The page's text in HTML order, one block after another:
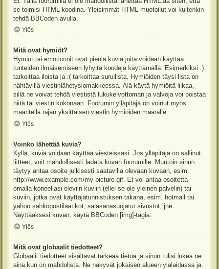
se toimisi HTML-koodina. Yleisimmät HTML-muotoilut voi kuitenkin
tehdä BBCoden avulla.
Ylös
Mitä ovat hymiöt?
Hymiöt tai emoticonit ovat pieniä kuvia joita voidaan käyttää
tunteiden ilmaisemiseen lyhyitä koodeja käyttämällä. Esimerkiksi :)
tarkoittaa iloista ja :( tarkoittaa surullista. Hymiöiden täysi lista on
nähtävillä viestinlähetyslomakkeessa. Älä käytä hymiöitä liikaa,
sillä ne voivat tehdä viestistä lukukelvottoman ja valvoja voi poistaa
niitä tai viestin kokonaan. Foorumin ylläpitäjä on voinut myös
määritellä rajan yksittäisen viestin hymiöiden määrälle.
Ylös
Voinko lähettää kuvia?
Kyllä, kuvia voidaan käyttää viesteissäsi. Jos ylläpitäjä on sallinut
liitteet, voit mahdollisesti ladata kuvan foorumille. Muutoin sinun
täytyy antaa osoite julkisesti saatavilla olevaan kuvaan, esim.
http://www.example.com/my-picture.gif. Et voi antaa osoitetta
omalla koneellasi oleviin kuviin (ellei se ole yleinen palvelin) tai
kuviin, jotka ovat käyttäjätunnistuksen takana, esim. hotmail tai
yahoo sähköpostilaatikot, salasanasuojatut sivustot, jne.
Näyttääksesi kuvan, käytä BBCoden [img]-tagia.
Ylös
Mitä ovat globaalit tiedotteet?
Globaalit tiedotteet sisältävät tärkeää tietoa ja sinun tulisi lukea ne
aina kun on mahdolista. Ne näkyvät jokaisen alueen ylälaidassa ja